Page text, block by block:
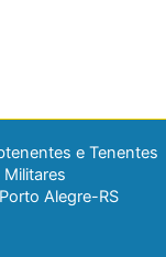
e Tenentes
Alegre-RS